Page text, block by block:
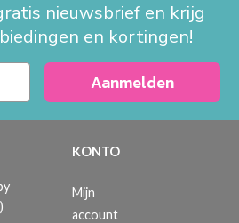
nieuwsbrief en krijg
en kortingen!
Aanmelden
KONTO
Mijn
account